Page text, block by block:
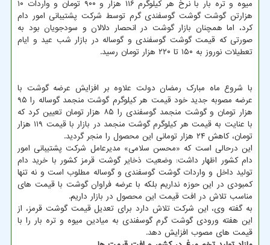
میوه و تره بار با نرخ هر کیلوگرم ۱۱۶ هزار و ۹۰۰ تومان و واردات ۱۰
هزارتن گوشت گوشت گوسفندی گرم توسط شرکت پشتیبانی امور دام
کرد، اما همچنان بازار گوشت در انحصار دلالان و سودجویان بود به
صورتی که قیمت گوشت گوسفندی و گوساله در بازار شب عید و ایام
تعطیلات نوروز به ۱۵۰ تا ۲۲۰ هزار تومان رسید.
با شروع ماه مبارک رمضان دولت علاوه بر افزایش عرضه گوشت با
عرضه مصوبه جدید خود قیمت هر کیلوگرم گوشت منجمد گوساله را ۹۵
هزار تومان و گوشت منجمد گوسفندی را ۸۵ هزار تومان تعیین کرد که
با عنایت به قیمت هر کیلوگرم گوشت منجمد در بازار با قیمت ۱۱۹ هزار
تومان، کاهش ۲۴ هزار تومانی این محصول را منجر گردید.
این درحالی است که «محسن سلامی» مدیرعامل شرکت پشتیبانی امور
دام کشور اظهار داشت: وضعیت ذخایر گوشت قرمز کشور با خرید دام
تولید داخل و واردات گوشت گوسفندی و گوساله مطلوب است و نه تنها
کمبودی در این حوزه نداریم بلکه با عرضه فراوان گوشت با قیمت های
مناسب تلاش در افت قیمت این محصول در بازار داریم.
به گفته وی، این شرکت تلاش دارد برای تعدیل قیمت گوشت قرمز، از
این هفته ورودی گوشت گرم گوسفندی به میادین میوه و تره بار را با
قیمت های مصوب افزایش دهد.